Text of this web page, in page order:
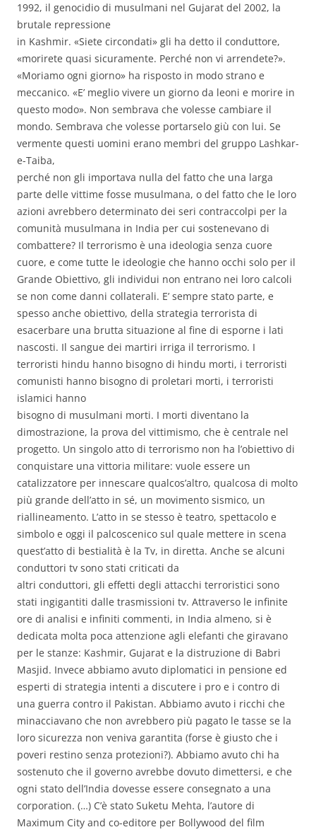
1992, il genocidio di musulmani nel Gujarat del 2002, la
brutale repressione
in Kashmir. «Siete circondati» gli ha detto il conduttore,
«morirete quasi sicuramente. Perché non vi arrendete?».
«Moriamo ogni giorno» ha risposto in modo strano e
meccanico. «E’ meglio vivere un giorno da leoni e morire in
questo modo». Non sembrava che volesse cambiare il
mondo. Sembrava che volesse portarselo giù con lui. Se
vermente questi uomini erano membri del gruppo Lashkar-
e-Taiba,
perché non gli importava nulla del fatto che una larga
parte delle vittime fosse musulmana, o del fatto che le loro
azioni avrebbero determinato dei seri contraccolpi per la
comunità musulmana in India per cui sostenevano di
combattere? Il terrorismo è una ideologia senza cuore
cuore, e come tutte le ideologie che hanno occhi solo per il
Grande Obiettivo, gli individui non entrano nei loro calcoli
se non come danni collaterali. E’ sempre stato parte, e
spesso anche obiettivo, della strategia terrorista di
esacerbare una brutta situazione al fine di esporne i lati
nascosti. Il sangue dei martiri irriga il terrorismo. I
terroristi hindu hanno bisogno di hindu morti, i terroristi
comunisti hanno bisogno di proletari morti, i terroristi
islamici hanno
bisogno di musulmani morti. I morti diventano la
dimostrazione, la prova del vittimismo, che è centrale nel
progetto. Un singolo atto di terrorismo non ha l’obiettivo di
conquistare una vittoria militare: vuole essere un
catalizzatore per innescare qualcos’altro, qualcosa di molto
più grande dell’atto in sé, un movimento sismico, un
riallineamento. L’atto in se stesso è teatro, spettacolo e
simbolo e oggi il palcoscenico sul quale mettere in scena
quest’atto di bestialità è la Tv, in diretta. Anche se alcuni
conduttori tv sono stati criticati da
altri conduttori, gli effetti degli attacchi terroristici sono
stati ingigantiti dalle trasmissioni tv. Attraverso le infinite
ore di analisi e infiniti commenti, in India almeno, si è
dedicata molta poca attenzione agli elefanti che giravano
per le stanze: Kashmir, Gujarat e la distruzione di Babri
Masjid. Invece abbiamo avuto diplomatici in pensione ed
esperti di strategia intenti a discutere i pro e i contro di
una guerra contro il Pakistan. Abbiamo avuto i ricchi che
minacciavano che non avrebbero più pagato le tasse se la
loro sicurezza non veniva garantita (forse è giusto che i
poveri restino senza protezioni?). Abbiamo avuto chi ha
sostenuto che il governo avrebbe dovuto dimettersi, e che
ogni stato dell’India dovesse essere consegnato a una
corporation. (…) C’è stato Suketu Mehta, l’autore di
Maximum City and co-editore per Bollywood del film